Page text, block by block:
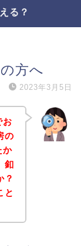
る？
方へ
2023年3月5日
お
の
か
釦
？
と